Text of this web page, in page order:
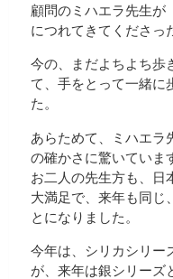
顧問のミハエラ先生が
につれてきてくださっ
今の、まだよちよち歩
て、手をとって一緒に
た。
あらためて、ミハエラ
の確かさに驚いていま
お二人の先生方も、日
大満足で、来年も同じ
とになりました。
今年は、シリカシリー
が、来年は銀シリーズ